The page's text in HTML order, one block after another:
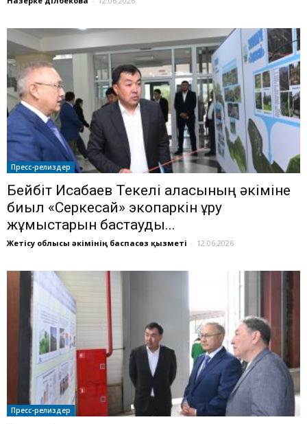
Пресс-релиздер
Бейбіт Исабаев Текелі қаласының әкіміне
биыл «Серкесай» экопаркін құру
жұмыстарын бастауды...
Жетісу облысы әкімінің баспасөз қызметі - 12.06.2026
Пресс-релиздер